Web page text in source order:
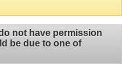
not have permission
be due to one of